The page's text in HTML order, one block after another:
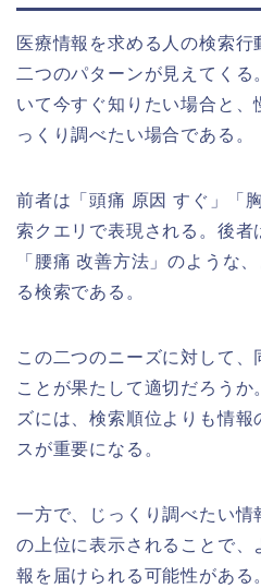
医療情報を求める人の検索行
二つのパターンが見えてく
いて今すぐ知りたい場合と、
っくり調べたい場合である。
前者は「頭痛 原因 すぐ」「
索クエリで表現される。後者
「腰痛 改善方法」のような
る検索である。
この二つのニーズに対して
ことが果たして適切だろう
ズには、検索順位よりも情
スが重要になる。
一方で、じっくり調べたい情
の上位に表示されることで、
報を届けられる可能性がある